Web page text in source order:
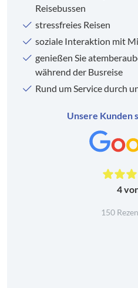
Reisebussen
stressfreies Reisen
soziale Interaktion mit
genießen Sie
während der Busreise
Rund um Service durch
Unsere Kunden
4
150